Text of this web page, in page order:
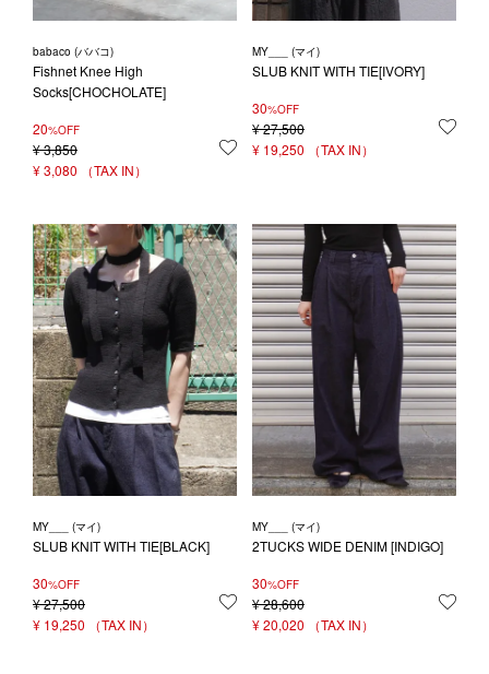
babaco (ババコ)
Fishnet Knee High
Socks[CHOCHOLATE]
20%OFF
¥3,850
¥3,080
お気に入りに登録する
MY___ (マイ)
SLUB KNIT WITH TIE[IVORY]
30%OFF
¥27,500
¥ 19,250
MY___ (マイ)
SLUB KNIT WITH TIE[BLACK]
30%OFF
¥27,500
¥ 19,250
お気に入りに登録する
MY___ (マイ)
2TUCKS WIDE DENIM [INDIGO]
30%OFF
¥28,600
¥20,020